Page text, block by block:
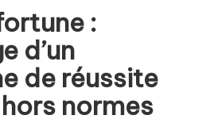
:
d’un
de réussite
normes